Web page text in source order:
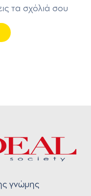
τα σχόλιά σου
γνώμης